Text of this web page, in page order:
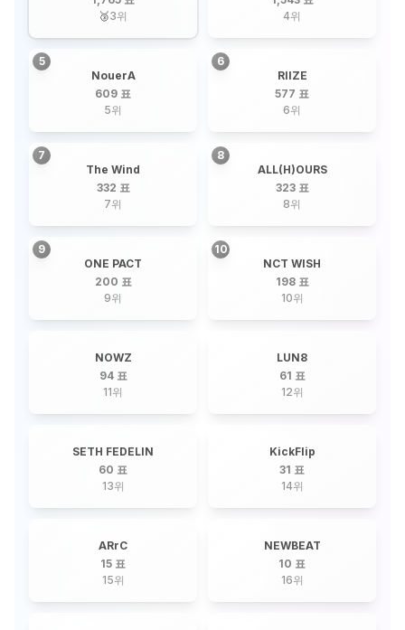
🥉3위
4위
5
NouerA
609 표
5위
6
RIIZE
577 표
6위
7
The Wind
332 표
7위
8
ALL(H)OURS
323 표
8위
9
ONE PACT
200 표
9위
10
NCT WISH
198 표
10위
NOWZ
94 표
11위
LUN8
61 표
12위
SETH FEDELIN
60 표
13위
KickFlip
31 표
14위
ARrC
15 표
15위
NEWBEAT
10 표
16위